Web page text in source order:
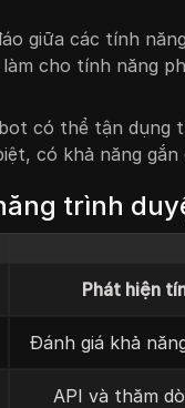
giữa các tính
cho tính năng
có thể tận dụng
có khả năng
trình
Phát hiện
Đánh giá khả
API và thăm